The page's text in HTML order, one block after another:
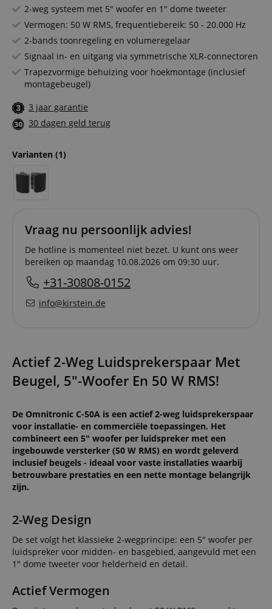
2-weg systeem met 5" woofer en 1" dome tweeter
Vermogen: 50 W RMS, frequentiebereik: 50 - 20.000 Hz
2-bands toonregeling en volumeregelaar
Signaal in- en uitgang via symmetrische XLR-connectoren
Trapezvormige behuizing voor hoekmontage (inclusief
montagebeugel)
3 jaar garantie
30 dagen geld terug
Varianten (1)
Vraag nu persoonlijk advies!
De hotline is momenteel niet bezet. U kunt ons weer
bereiken op maandag 10.08.2026 om 09:30 uur.
+31-30808-0152
info@kirstein.de
Actief 2-Weg Luidsprekerspaar Met
Beugel, 5"-Woofer En 50 W RMS!
De Omnitronic C-50A is een actief 2-weg luidsprekerspaar
voor installatie- en commerciële toepassingen. Het
combineert een 5" woofer per luidspreker met een
ingebouwde versterker (50 W RMS) en wordt geleverd
inclusief beugels - ideaal voor vaste installaties waarbij
betrouwbare prestaties en een nette montage belangrijk
zijn.
2-Weg Design
De set volgt het klassieke 2-wegprincipe: een 5" woofer per
luidspreker voor midden- en basgebied, aangevuld met een
1" dome tweeter voor helderheid en detail.
Actief Vermogen